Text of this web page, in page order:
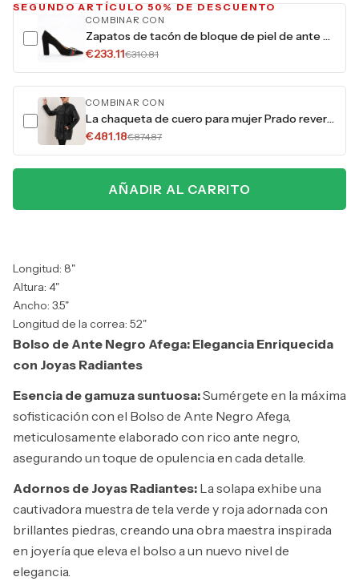
SEGUNDO ARTÍCULO 50% DE DESCUENTO
COMBINAR CON
Zapatos de tacón de bloque de piel de ante negra Afega para mujer
€233.11€310.81
COMBINAR CON
La chaqueta de cuero para mujer Prado reversible en negro
€481.18€874.87
AÑADIR AL CARRITO
Longitud: 8"
Altura: 4"
Ancho: 3.5"
Longitud de la correa: 52"
Bolso de Ante Negro Afega: Elegancia Enriquecida
con Joyas Radiantes
Esencia de gamuza suntuosa:Sumérgete en la máxima
sofisticación con el Bolso de Ante Negro Afega,
meticulosamente elaborado con rico ante negro,
asegurando un toque de opulencia en cada detalle.
Adornos de Joyas Radiantes: La solapa exhibe una
cautivadora muestra de tela verde y roja adornada con
brillantes piedras, creando una obra maestra inspirada
en joyería que eleva el bolso a un nuevo nivel de
elegancia.